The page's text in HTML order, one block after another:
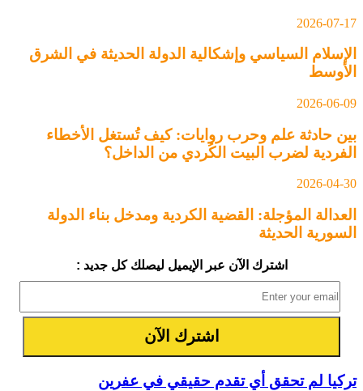
2026-07-17
الإسلام السياسي وإشكالية الدولة الحديثة في الشرق
الأوسط
2026-06-09
بين حادثة علم وحرب روايات: كيف تُستغل الأخطاء
الفردية لضرب البيت الكُردي من الداخل؟
2026-04-30
العدالة المؤجلة: القضية الكردية ومدخل بناء الدولة
السورية الحديثة
اشترك الآن عبر الإيميل ليصلك كل جديد :
تركيا لم تحقق أي تقدم حقيقي في عفرين